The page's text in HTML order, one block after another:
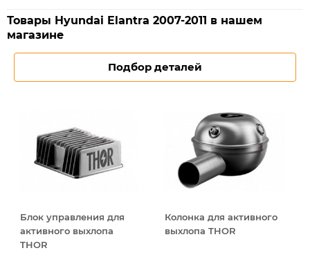
Товары Hyundai Elantra 2007-2011 в нашем
магазине
Подбор деталей
Блок управления для
активного выхлопа
THOR
Колонка для активного
выхлопа THOR